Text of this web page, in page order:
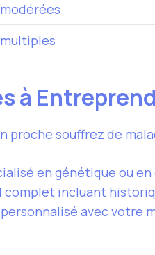
à
proche souffrez de
en génétique ou
complet incluant
avec votre